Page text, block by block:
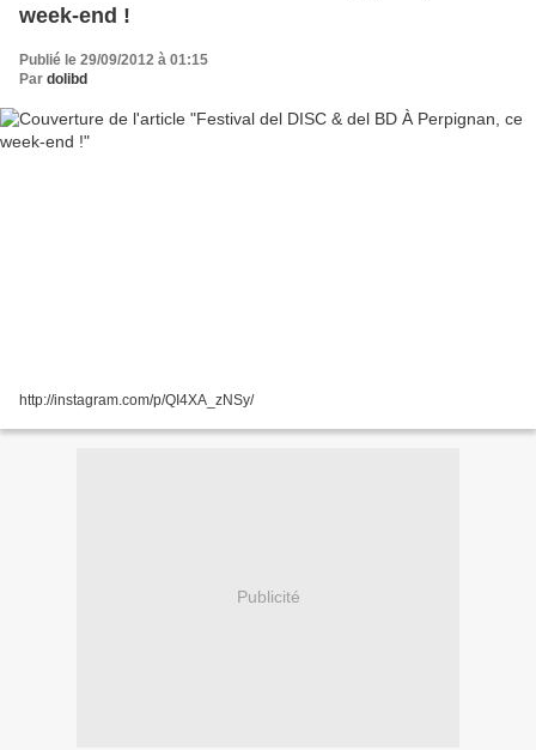
week-end !
Publié le 29/09/2012 à 01:15
Par dolibd
http://instagram.com/p/QI4XA_zNSy/
Publicité